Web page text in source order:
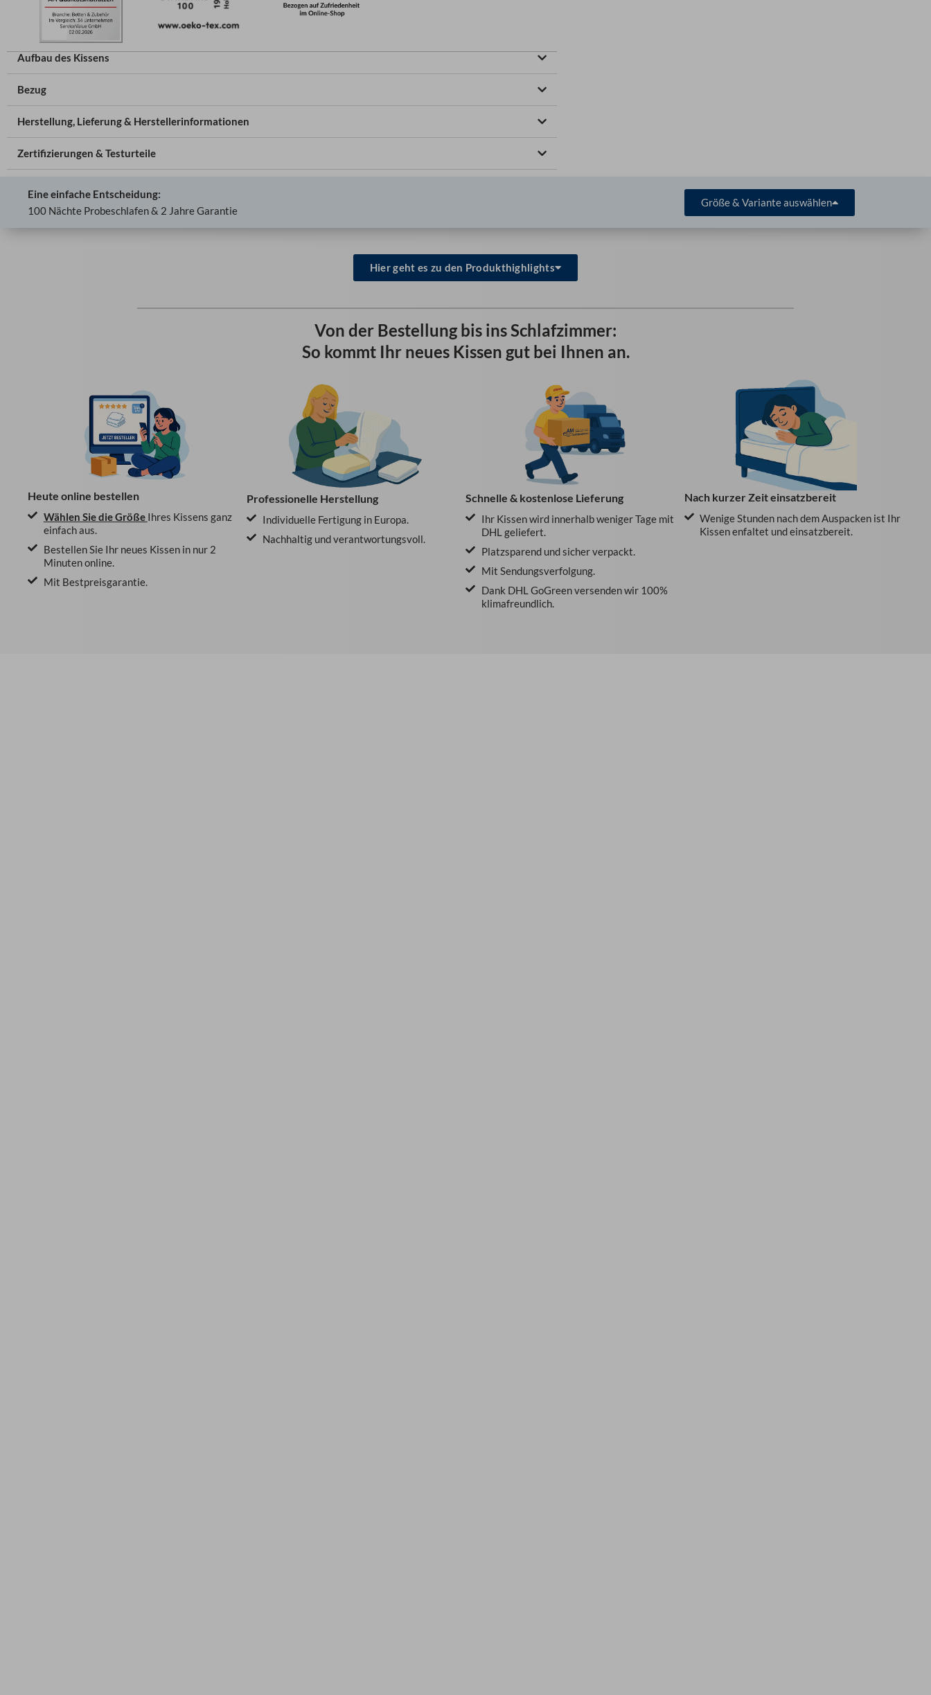
Aufbau des Kissens
Bezug
Herstellung, Lieferung & Herstellerinformationen
Zertifizierungen & Testurteile
Eine einfache Entscheidung:
100 Nächte Probeschlafen & 2 Jahre Garantie
Größe & Variante auswählen
Hier geht es zu den Produkthighlights
Von der Bestellung bis ins Schlafzimmer:
So kommt Ihr neues Kissen gut bei Ihnen an.
Heute online bestellen
Wählen Sie die Größe Ihres Kissens ganz
einfach aus.
Bestellen Sie Ihr neues Kissen in nur 2
Minuten online.
Mit Bestpreisgarantie.
Professionelle Herstellung
Individuelle Fertigung in Europa.
Nachhaltig und verantwortungsvoll.
Schnelle & kostenlose Lieferung
Ihr Kissen wird innerhalb weniger Tage mit
DHL geliefert.
Platzsparend und sicher verpackt.
Mit Sendungsverfolgung.
Dank DHL GoGreen versenden wir 100%
klimafreundlich.
Nach kurzer Zeit einsatzbereit
Wenige Stunden nach dem Auspacken ist Ihr
Kissen enfaltet und einsatzbereit.